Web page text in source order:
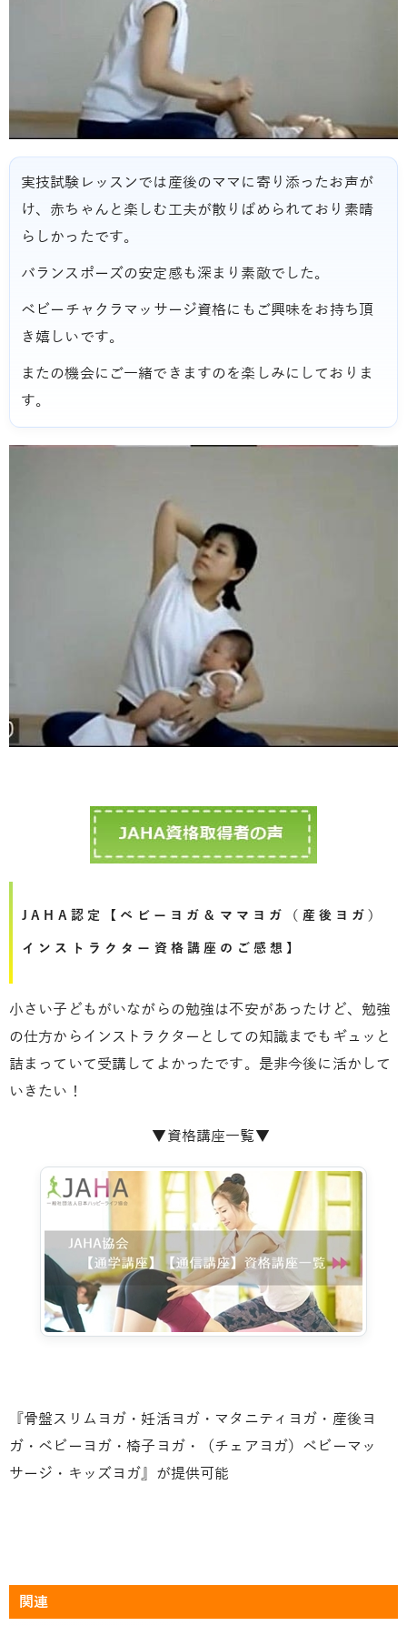
実技試験レッスンでは産後のママに寄り添ったお声が
け、赤ちゃんと楽しむ工夫が散りばめられており素晴
らしかったです。
バランスポーズの安定感も深まり素敵でした。
ベビーチャクラマッサージ資格にもご興味をお持ち頂
き嬉しいです。
またの機会にご一緒できますのを楽しみにしておりま
す。
JAHA認定【ベビーヨガ＆ママヨガ（産後ヨガ）
インストラクター資格講座のご感想】
小さい子どもがいながらの勉強は不安があったけど、勉強
の仕方からインストラクターとしての知識までもギュッと
詰まっていて受講してよかったです。是非今後に活かして
いきたい！
▼資格講座一覧▼
『骨盤スリムヨガ・妊活ヨガ・マタニティヨガ・産後ヨ
ガ・ベビーヨガ・椅子ヨガ・（チェアヨガ）ベビーマッ
サージ・キッズヨガ』が提供可能
関連